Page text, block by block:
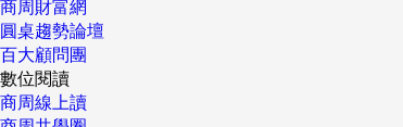
商周財富網
圓桌趨勢論壇
百大顧問團
數位閱讀
商周線上讀